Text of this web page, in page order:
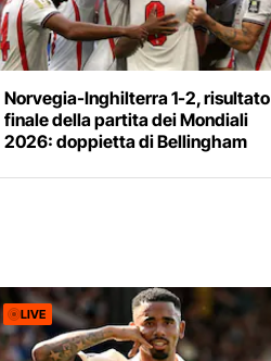
Norvegia-Inghilterra 1-2, risultato
finale della partita dei Mondiali
2026: doppietta di Bellingham
LIVE